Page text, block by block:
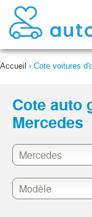
Accueil › Cote voitures
Cote auto
Mercedes